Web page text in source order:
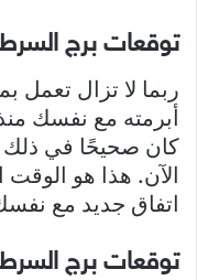
توقعات برج
ربما لا تزال تعمل
أبرمته مع نفسك
كان صحيحًا في ذلك
الآن. هذا هو
اتفاق جديد مع
توقعات برج